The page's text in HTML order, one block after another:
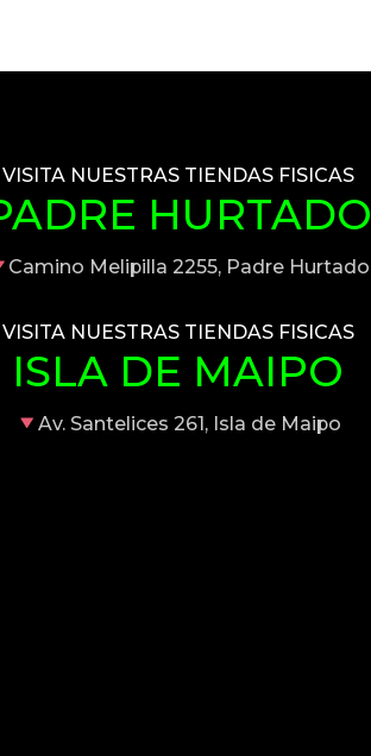
VISITA NUESTRAS TIENDAS FISICAS
HURTADO
Camino Melipilla 2255, Padre Hurtado
VISITA NUESTRAS TIENDAS FISICAS
ISLA DE MAIPO
Av. Santelices 261, Isla de Maipo